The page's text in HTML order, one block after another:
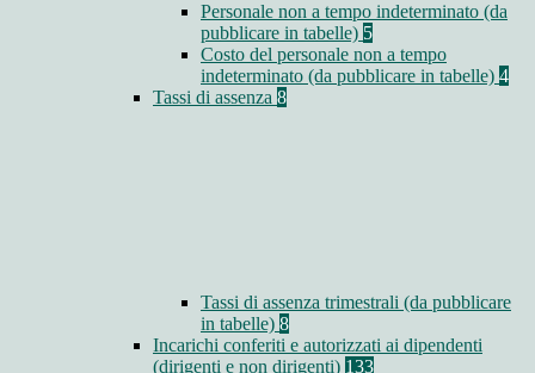
Personale non a tempo indeterminato (da
pubblicare in tabelle) 5
Costo del personale non a tempo
indeterminato (da pubblicare in tabelle) 4
Tassi di assenza 8
Tassi di assenza trimestrali (da pubblicare
in tabelle) 8
Incarichi conferiti e autorizzati ai dipendenti
(dirigenti e non dirigenti) 133